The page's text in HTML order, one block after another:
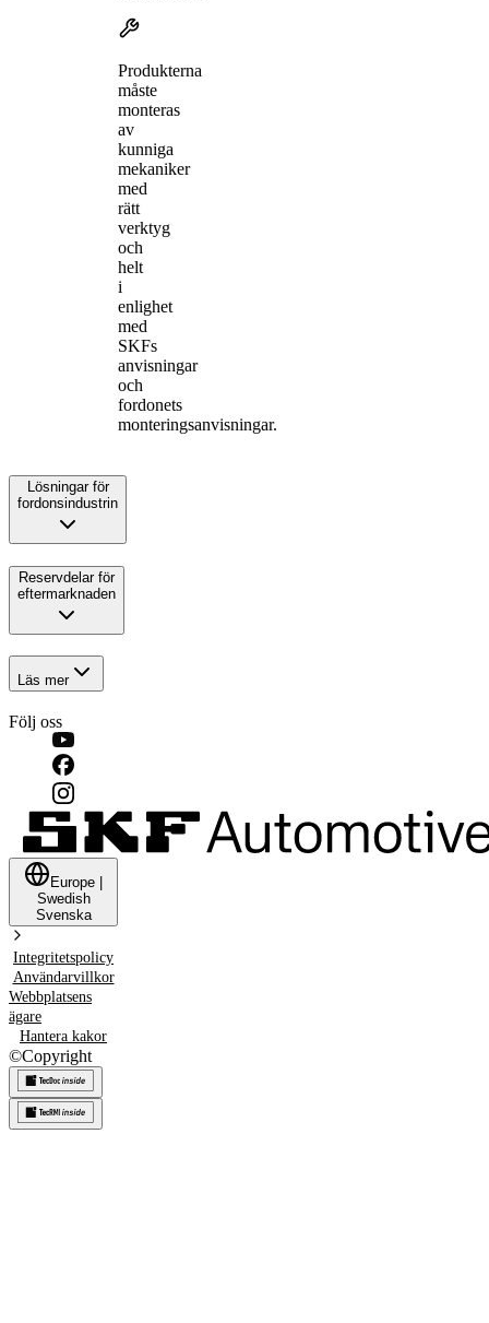
Produkterna
måste
monteras
av
kunniga
mekaniker
med
rätt
verktyg
och
helt
i
enlighet
med
SKFs
anvisningar
och
fordonets
monteringsanvisningar.
Lösningar för
fordonsindustrin
Reservdelar för
eftermarknaden
Läs mer
Följ oss
Europe
Swedish
Svenska
Integritetspolicy
Användarvillkor
Webbplatsens
ägare
Hantera kakor
©Copyright